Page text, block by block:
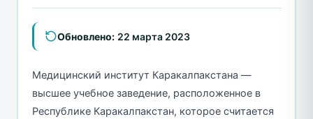
Обновлено: 22 марта 2023
Медицинский институт Каракалпакстана —
высшее учебное заведение, расположенное в
Республике Каракалпакстан, которое считается